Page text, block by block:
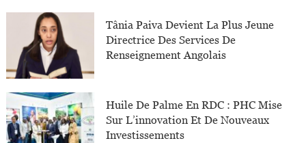
Tânia Paiva Devient La Plus Jeune
Directrice Des Services De
Renseignement Angolais
Huile De Palme En RDC : PHC Mise
Sur L’innovation Et De Nouveaux
Investissements